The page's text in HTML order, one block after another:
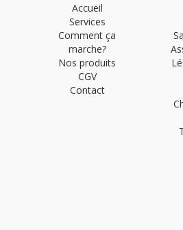
Accueil
Services
Comment ça
marche?
Nos produits
CGV
Contact